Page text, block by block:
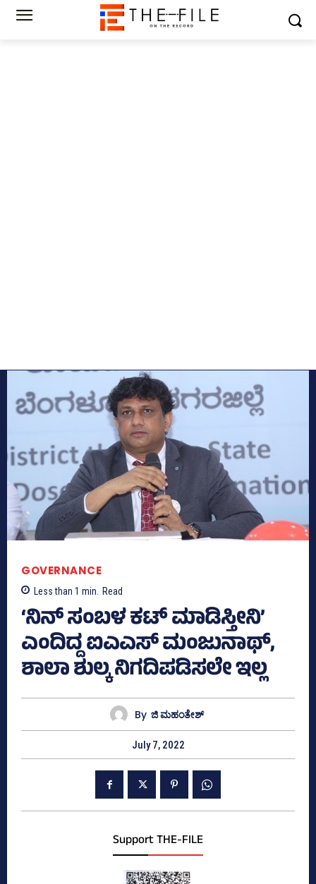
GOVERNANCE
Less than 1 min. Read
‘ನಿನ್‌ ಸಂಬಳ ಕಟ್‌ ಮಾಡಿಸ್ತೀನಿ’
ಎಂದಿದ್ದ ಐಎಎಸ್‌ ಮಂಜುನಾಥ್‌,
ಶಾಲಾ ಶುಲ್ಕ ನಿಗದಿಪಡಿಸಲೇ ಇಲ್ಲ
By ಜಿ ಮಹಂತೇಶ್
July 7, 2022
Support THE-FILE